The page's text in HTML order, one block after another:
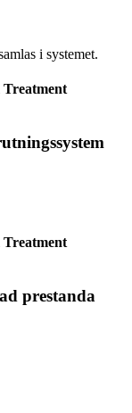
i systemet.
Treatment
Treatment
prestanda